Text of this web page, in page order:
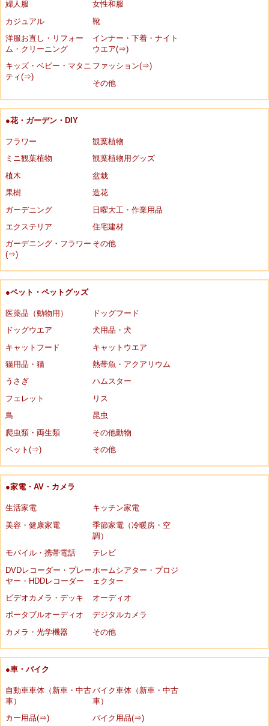
婦人服
女性和服
カジュアル
靴
洋服お直し・リフォー
ム・クリーニング
インナー・下着・ナイト
ウエア(⇒)
キッズ・ベビー・マタニ
ティ(⇒)
ファッション(⇒)
その他
●花・ガーデン・DIY
フラワー
観葉植物
ミニ観葉植物
観葉植物用グッズ
植木
盆栽
果樹
造花
ガーデニング
日曜大工・作業用品
エクステリア
住宅建材
ガーデニング・フラワー
(⇒)
その他
●ペット・ペットグッズ
医薬品（動物用）
ドッグフード
ドッグウエア
犬用品・犬
キャットフード
キャットウエア
猫用品・猫
熱帯魚・アクアリウム
うさぎ
ハムスター
フェレット
リス
鳥
昆虫
爬虫類・両生類
その他動物
ペット(⇒)
その他
●家電・AV・カメラ
生活家電
キッチン家電
美容・健康家電
季節家電（冷暖房・空
調）
モバイル・携帯電話
テレビ
DVDレコーダー・プレー
ヤー・HDDレコーダー
ホームシアター・プロジ
ェクター
ビデオカメラ・デッキ
オーディオ
ポータブルオーディオ
デジタルカメラ
カメラ・光学機器
その他
●車・バイク
自動車車体（新車・中古
車）
バイク車体（新車・中古
車）
カー用品(⇒)
バイク用品(⇒)